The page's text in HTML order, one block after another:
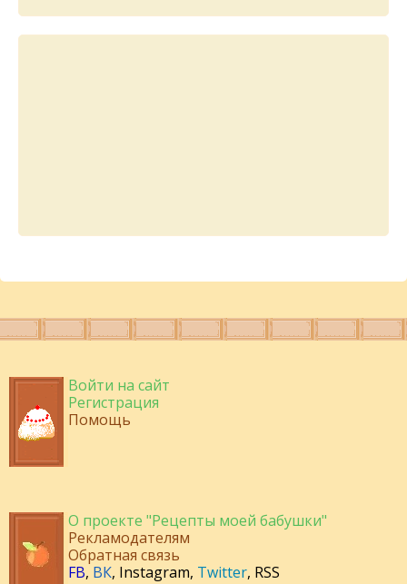
Войти на сайт
Регистрация
Помощь
О проекте "Рецепты моей бабушки"
Рекламодателям
Обратная связь
FB, ВК, Instagram, Twitter, RSS